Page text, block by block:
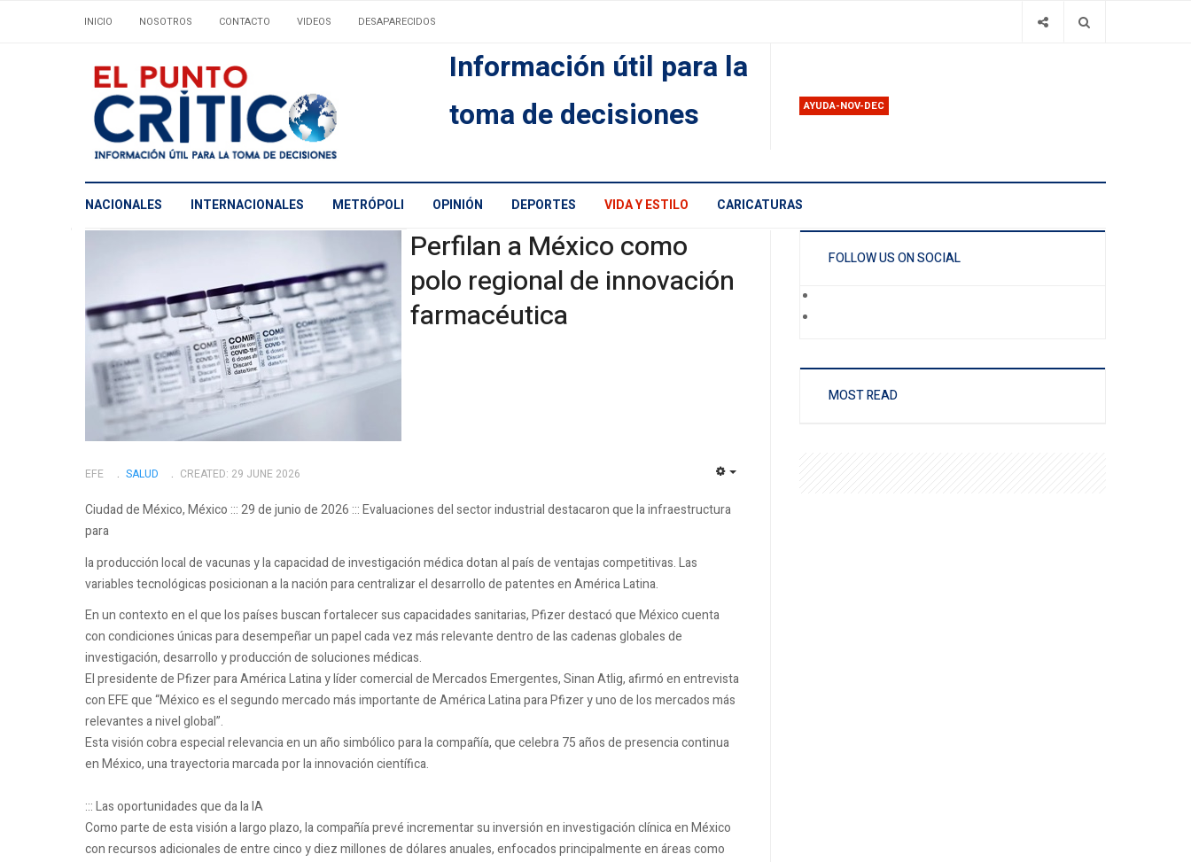
INICIO NOSOTROS CONTACTO VIDEOS DESAPARECIDOS
Información útil para la
toma de decisiones
AYUDA-NOV-DEC
NACIONALES INTERNACIONALES METRÓPOLI OPINIÓN DEPORTES VIDA Y ESTILO CARICATURAS
Perfilan a México como
polo regional de innovación
farmacéutica
EFE SALUD CREATED: 29 JUNE 2026
Ciudad de México, México ::: 29 de junio de 2026 ::: Evaluaciones del sector industrial destacaron que la infraestructura
para
la producción local de vacunas y la capacidad de investigación médica dotan al país de ventajas competitivas. Las
variables tecnológicas posicionan a la nación para centralizar el desarrollo de patentes en América Latina.
En un contexto en el que los países buscan fortalecer sus capacidades sanitarias, Pfizer destacó que México cuenta
con condiciones únicas para desempeñar un papel cada vez más relevante dentro de las cadenas globales de
investigación, desarrollo y producción de soluciones médicas.
El presidente de Pfizer para América Latina y líder comercial de Mercados Emergentes, Sinan Atlig, afirmó en entrevista
con EFE que “México es el segundo mercado más importante de América Latina para Pfizer y uno de los mercados más
relevantes a nivel global”.
Esta visión cobra especial relevancia en un año simbólico para la compañía, que celebra 75 años de presencia continua
en México, una trayectoria marcada por la innovación científica.
::: Las oportunidades que da la IA
Como parte de esta visión a largo plazo, la compañía prevé incrementar su inversión en investigación clínica en México
con recursos adicionales de entre cinco y diez millones de dólares anuales, enfocados principalmente en áreas como
FOLLOW US ON SOCIAL
MOST READ